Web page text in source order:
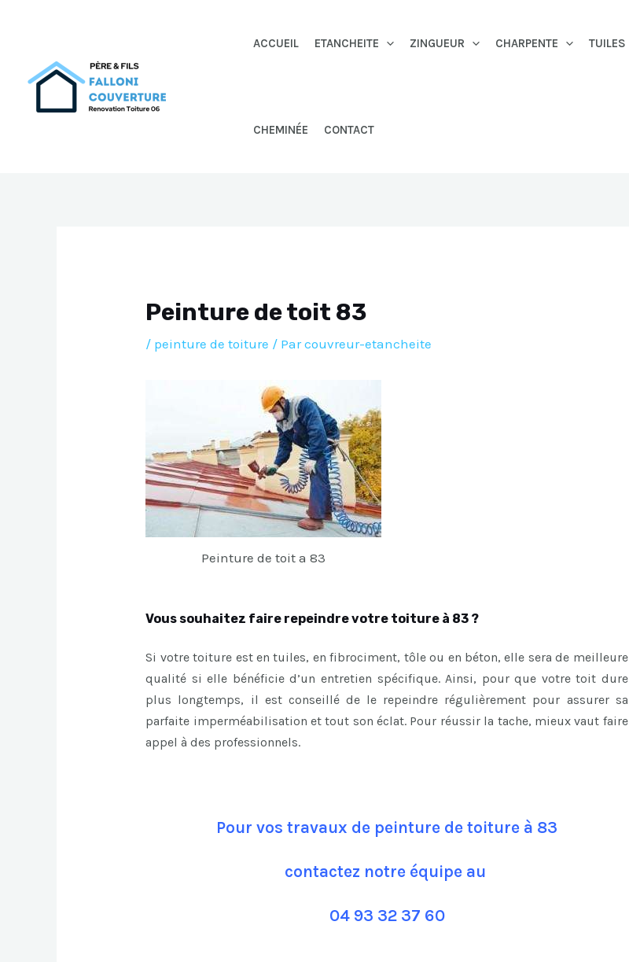
ACCUEIL ETANCHEITE ZINGUEUR CHARPENTE TUILES
CHEMINÉE CONTACT
Peinture de toit 83
/ peinture de toiture / Parcouvreur-etancheite
Peinture de toit a 83
Vous souhaitez faire repeindre votre toiture à 83 ?
Si votre toiture est en tuiles, en fibrociment, tôle ou en béton, elle sera de meilleure
qualité si elle bénéficie d’un entretien spécifique. Ainsi, pour que votre toit dure
plus longtemps, il est conseillé de le repeindre régulièrement pour assurer sa
parfaite imperméabilisation et tout son éclat. Pour réussir la tache, mieux vaut faire
appel à des professionnels.
Pour vos travaux de peinture de toiture à 83
contactez notre équipe au
04 93 32 37 60